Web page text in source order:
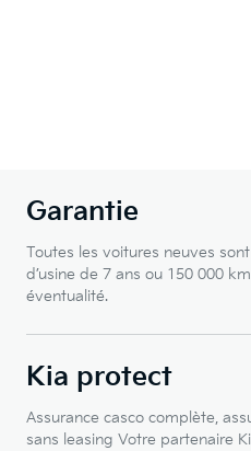
Garantie
Toutes les voitures neuves
d’usine de 7 ans ou 150 000
éventualité.
Kia protect
Assurance casco complète,
sans leasing Votre partenaire